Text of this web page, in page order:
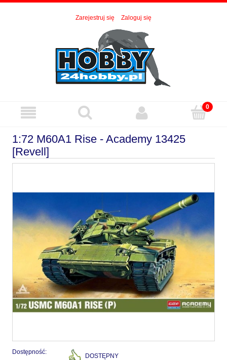
Zarejestruj się Zaloguj się
1:72 M60A1 Rise - Academy 13425
[Revell]
Dostępność:
DOSTĘPNY